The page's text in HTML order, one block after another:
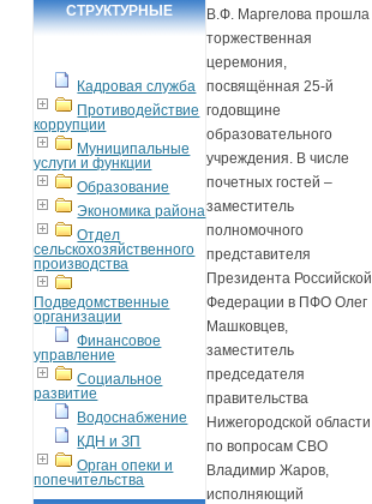
СТРУКТУРНЫЕ
Кадровая служба
Противодействие
коррупции
Муниципальные
услуги и функции
Образование
Экономика района
Отдел
сельскохозяйственного
производства
Подведомственные
организации
Финансовое
управление
Социальное
развитие
Водоснабжение
КДН и ЗП
Орган опеки и
попечительства
В.Ф. Маргелова прошла
торжественная
церемония,
посвящённая 25-й
годовщине
образовательного
учреждения. В числе
почетных гостей –
заместитель
полномочного
представителя
Президента Российской
Федерации в ПФО Олег
Машковцев,
заместитель
председателя
правительства
Нижегородской области
по вопросам СВО
Владимир Жаров,
исполняющий